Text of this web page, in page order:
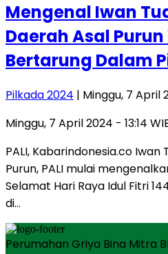
Mengenal Iwan
Daerah Asal
Bertarung Dalam
Pilkada 2024 | Minggu, 7 April
Minggu, 7 April 2024 - 13:14
PALI, Kabarindonesia.co
Purun, PALI mulai
Selamat Hari Raya Idul Fitri
di…
Perumahan Griya Bina Mitra